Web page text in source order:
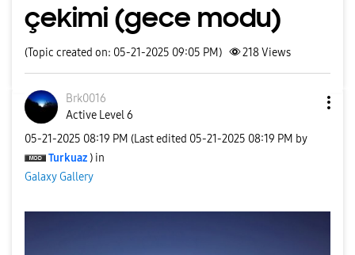
çekimi (gece modu)
(Topic created on: 05-21-2025 09:05 PM) 218Views
Brk0016
Active Level 6
‎05-21-2025 08:19 PM (Last edited ‎05-21-2025 08:19 PM by
Turkuaz ) in
Galaxy Gallery